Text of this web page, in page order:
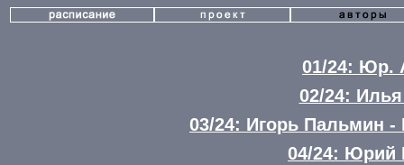
01/24: Юр.
02/24:
03/24: Игорь Пальмин
04/24: Юрий